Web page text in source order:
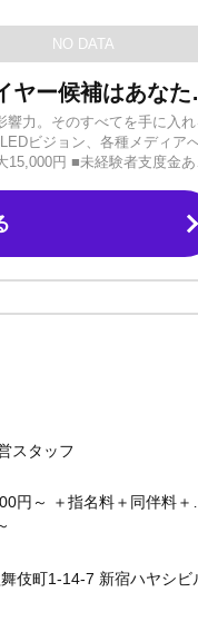
NO DATA
至高のステージで、最高の自
力。そのすべてを手に入れ
ビジョン、各種メディア
円 ■未経験者支度金あ
す。先輩ホストがマンツー
上が未経験スタートです。
伸び悩んでいる方、バンス
町最大級のグループダンデ
に向けた個別指導・進捗確
に加わりませんか？まずはご
スタッフ
最低日給
伎町1-14-7 新宿ハヤシビ